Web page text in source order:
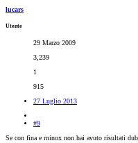
lucars
Utente
29 Marzo 2009
3,239
1
915
27 Luglio 2013
#9
Se con fina e minox non hai avuto risultati